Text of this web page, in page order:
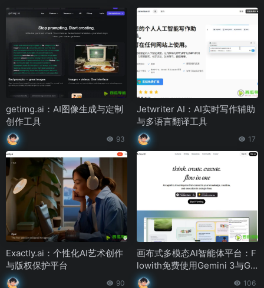
getimg.ai：AI图像生成与定制
创作工具
93
Jetwriter AI：AI实时写作辅助
与多语言翻译工具
17
Exactly.ai：个性化AI艺术创作
与版权保护平台
90
画布式多模态AI智能体平台：F
lowith免费使用Gemini 3与GP
T-5
106